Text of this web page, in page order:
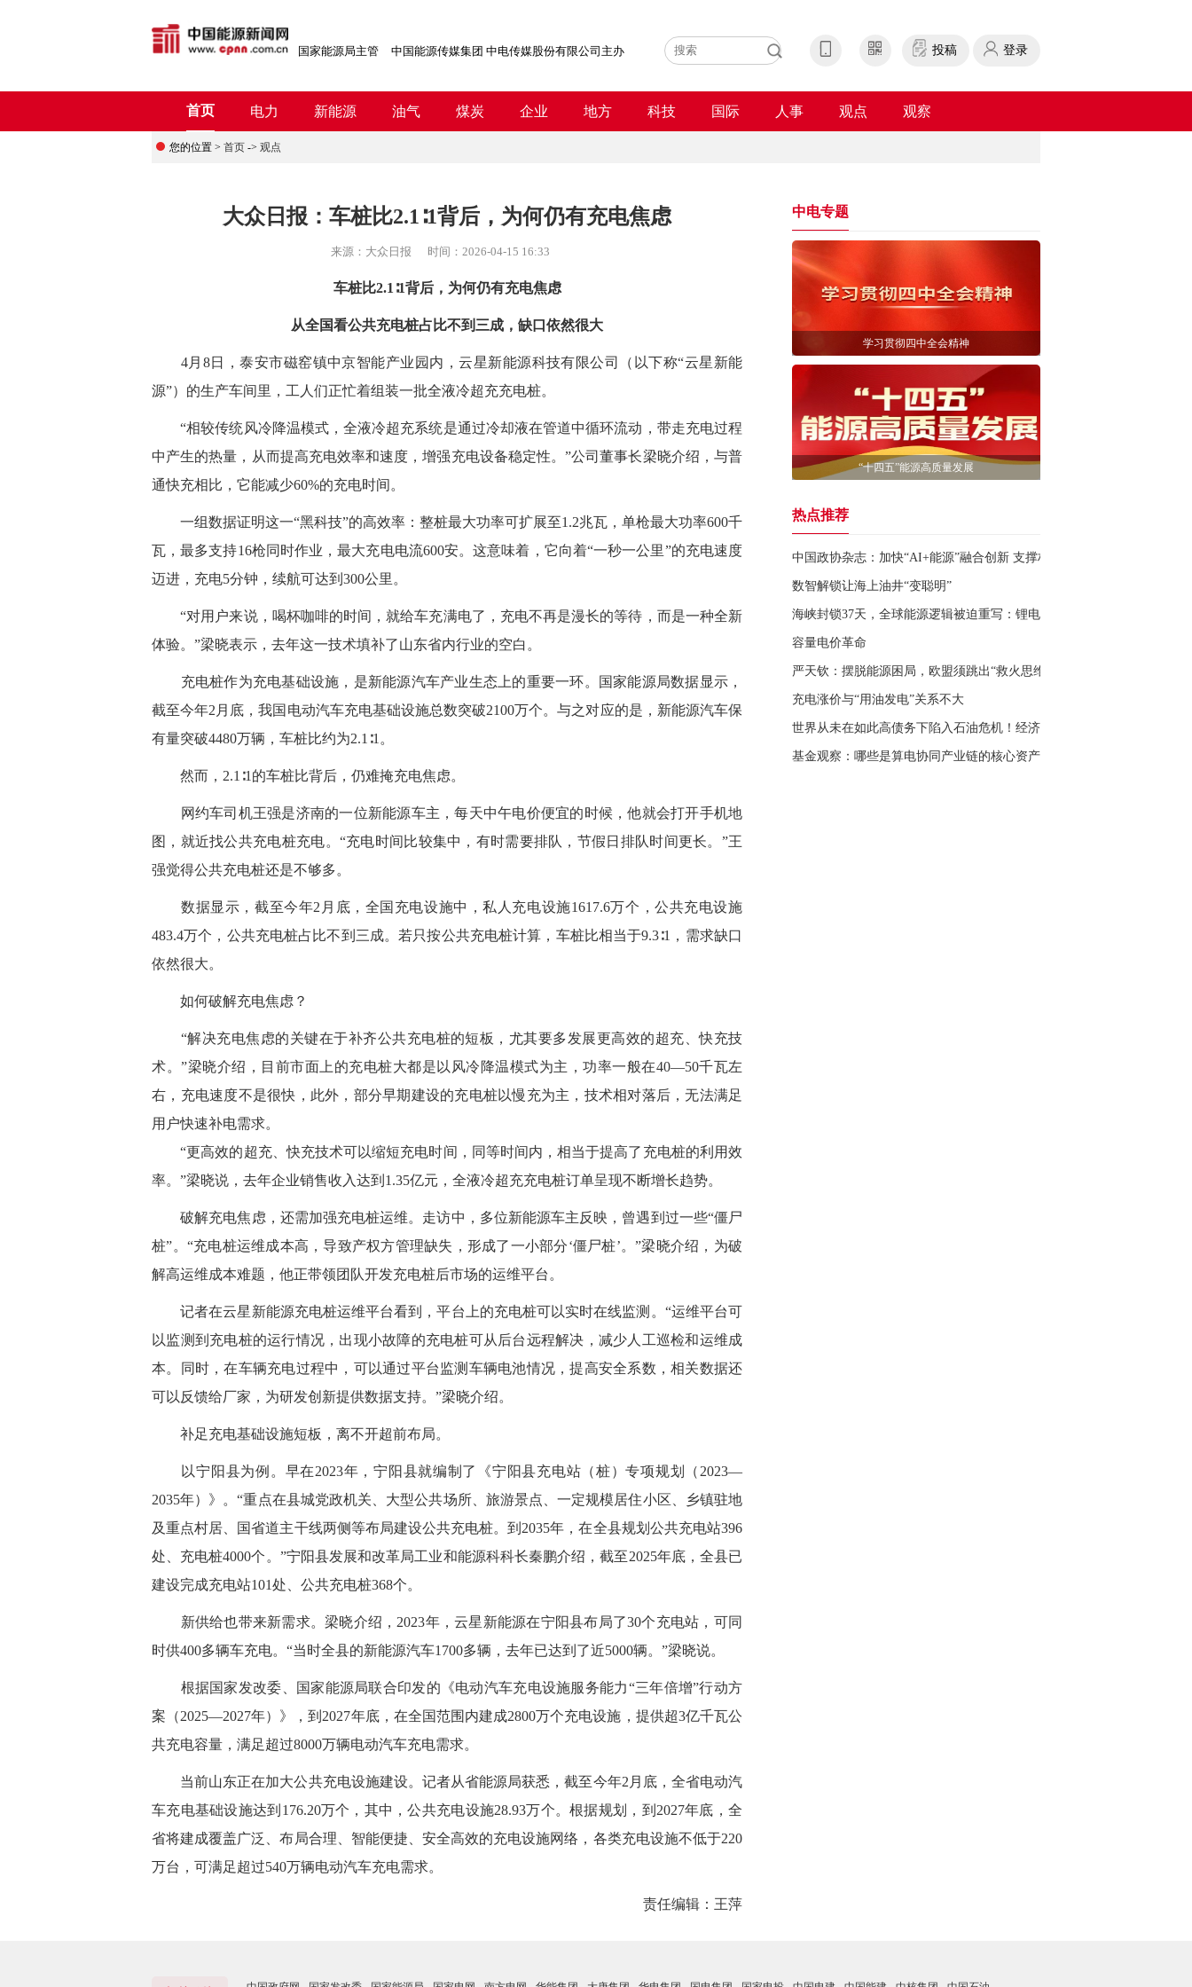
国家能源局主管 中国能源传媒集团 中电传媒股份有限公司主办 投稿 登录
首页 电力 新能源 油气 煤炭 企业 地方 科技 国际 人事 观点 观察
您的位置 > 首页 -> 观点
大众日报：车桩比2.1∶1背后，为何仍有充电焦虑
来源： 大众日报 时间： 2026-04-15 16:33
车桩比2.1∶1背后，为何仍有充电焦虑
从全国看公共充电桩占比不到三成，缺口依然很大
4月8日，泰安市磁窑镇中京智能产业园内，云星新能源科技有限公司（以下称“云星新能
源”）的生产车间里，工人们正忙着组装一批全液冷超充充电桩。
“相较传统风冷降温模式，全液冷超充系统是通过冷却液在管道中循环流动，带走充电过程
中产生的热量，从而提高充电效率和速度，增强充电设备稳定性。”公司董事长梁晓介绍，与普
通快充相比，它能减少60%的充电时间。
一组数据证明这一“黑科技”的高效率：整桩最大功率可扩展至1.2兆瓦，单枪最大功率600千
瓦，最多支持16枪同时作业，最大充电电流600安。这意味着，它向着“一秒一公里”的充电速度
迈进，充电5分钟，续航可达到300公里。
“对用户来说，喝杯咖啡的时间，就给车充满电了，充电不再是漫长的等待，而是一种全新
体验。”梁晓表示，去年这一技术填补了山东省内行业的空白。
充电桩作为充电基础设施，是新能源汽车产业生态上的重要一环。国家能源局数据显示，
截至今年2月底，我国电动汽车充电基础设施总数突破2100万个。与之对应的是，新能源汽车保
有量突破4480万辆，车桩比约为2.1∶1。
然而，2.1∶1的车桩比背后，仍难掩充电焦虑。
网约车司机王强是济南的一位新能源车主，每天中午电价便宜的时候，他就会打开手机地
图，就近找公共充电桩充电。“充电时间比较集中，有时需要排队，节假日排队时间更长。”王
强觉得公共充电桩还是不够多。
数据显示，截至今年2月底，全国充电设施中，私人充电设施1617.6万个，公共充电设施
483.4万个，公共充电桩占比不到三成。若只按公共充电桩计算，车桩比相当于9.3∶1，需求缺口
依然很大。
如何破解充电焦虑？
“解决充电焦虑的关键在于补齐公共充电桩的短板，尤其要多发展更高效的超充、快充技
术。”梁晓介绍，目前市面上的充电桩大都是以风冷降温模式为主，功率一般在40—50千瓦左
右，充电速度不是很快，此外，部分早期建设的充电桩以慢充为主，技术相对落后，无法满足
用户快速补电需求。
“更高效的超充、快充技术可以缩短充电时间，同等时间内，相当于提高了充电桩的利用效
率。”梁晓说，去年企业销售收入达到1.35亿元，全液冷超充充电桩订单呈现不断增长趋势。
破解充电焦虑，还需加强充电桩运维。走访中，多位新能源车主反映，曾遇到过一些“僵尸
桩”。“充电桩运维成本高，导致产权方管理缺失，形成了一小部分‘僵尸桩’。”梁晓介绍，为破
解高运维成本难题，他正带领团队开发充电桩后市场的运维平台。
记者在云星新能源充电桩运维平台看到，平台上的充电桩可以实时在线监测。“运维平台可
以监测到充电桩的运行情况，出现小故障的充电桩可从后台远程解决，减少人工巡检和运维成
本。同时，在车辆充电过程中，可以通过平台监测车辆电池情况，提高安全系数，相关数据还
可以反馈给厂家，为研发创新提供数据支持。”梁晓介绍。
补足充电基础设施短板，离不开超前布局。
以宁阳县为例。早在2023年，宁阳县就编制了《宁阳县充电站（桩）专项规划（2023—
2035年）》。“重点在县城党政机关、大型公共场所、旅游景点、一定规模居住小区、乡镇驻地
及重点村居、国省道主干线两侧等布局建设公共充电桩。到2035年，在全县规划公共充电站396
处、充电桩4000个。”宁阳县发展和改革局工业和能源科科长秦鹏介绍，截至2025年底，全县已
建设完成充电站101处、公共充电桩368个。
新供给也带来新需求。梁晓介绍，2023年，云星新能源在宁阳县布局了30个充电站，可同
时供400多辆车充电。“当时全县的新能源汽车1700多辆，去年已达到了近5000辆。”梁晓说。
根据国家发改委、国家能源局联合印发的《电动汽车充电设施服务能力“三年倍增”行动方
案（2025—2027年）》，到2027年底，在全国范围内建成2800万个充电设施，提供超3亿千瓦公
共充电容量，满足超过8000万辆电动汽车充电需求。
当前山东正在加大公共充电设施建设。记者从省能源局获悉，截至今年2月底，全省电动汽
车充电基础设施达到176.20万个，其中，公共充电设施28.93万个。根据规划，到2027年底，全
省将建成覆盖广泛、布局合理、智能便捷、安全高效的充电设施网络，各类充电设施不低于220
万台，可满足超过540万辆电动汽车充电需求。
责任编辑：王萍
中电专题
学习贯彻四中全会精神
“十四五”能源高质量发展
热点推荐
中国政协杂志：加快“AI+能源”融合创新 支撑构建新型能源体系
数智解锁让海上油井“变聪明”
海峡封锁37天，全球能源逻辑被迫重写：锂电暴涨49%背后，新能源踹开
容量电价革命
严天钦：摆脱能源困局，欧盟须跳出“救火思维”
充电涨价与“用油发电”关系不大
世界从未在如此高债务下陷入石油危机！经济学家：美国尤其脆弱
基金观察：哪些是算电协同产业链的核心资产？